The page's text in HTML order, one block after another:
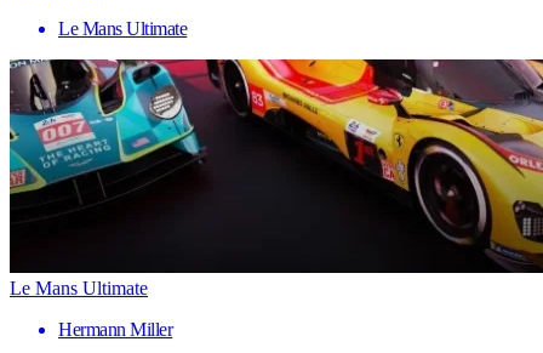
Le Mans Ultimate
Le Mans Ultimate
Hermann Miller